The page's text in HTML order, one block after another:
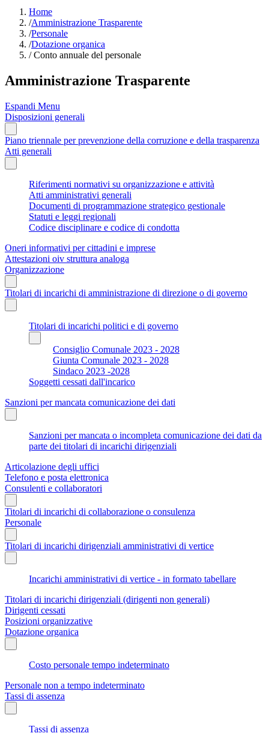
Home
/Amministrazione Trasparente
/Personale
/Dotazione organica
/Conto annuale del personale
Amministrazione Trasparente
Espandi Menu
Disposizioni generali
Piano triennale per prevenzione della corruzione e della trasparenza
Atti generali
Riferimenti normativi su organizzazione e attività
Atti amministrativi generali
Documenti di programmazione strategico gestionale
Statuti e leggi regionali
Codice disciplinare e codice di condotta
Oneri informativi per cittadini e imprese
Attestazioni oiv struttura analoga
Organizzazione
Titolari di incarichi di amministrazione di direzione o di governo
Titolari di incarichi politici e di governo
Consiglio Comunale 2023 - 2028
Giunta Comunale 2023 - 2028
Sindaco 2023 -2028
Soggetti cessati dall'incarico
Sanzioni per mancata comunicazione dei dati
Sanzioni per mancata o incompleta comunicazione dei dati da
parte dei titolari di incarichi dirigenziali
Articolazione degli uffici
Telefono e posta elettronica
Consulenti e collaboratori
Titolari di incarichi di collaborazione o consulenza
Personale
Titolari di incarichi dirigenziali amministrativi di vertice
Incarichi amministrativi di vertice - in formato tabellare
Titolari di incarichi dirigenziali (dirigenti non generali)
Dirigenti cessati
Posizioni organizzative
Dotazione organica
Costo personale tempo indeterminato
Personale non a tempo indeterminato
Tassi di assenza
Tassi di assenza